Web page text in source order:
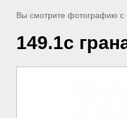
Вы смотрите фотографию с
149.1с